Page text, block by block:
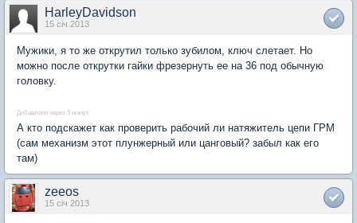
HarleyDavidson
15 січ 2013
Мужики, я то же открутил только зубилом, ключ слетает. Но
можно после открутки гайки фрезернуть ее на 36 под обычную
головку.
Добавлено через 5 минут
А кто подскажет как проверить рабочий ли натяжитель цепи ГРМ
(сам механизм этот плунжерный или цанговый? забыл как его
там)
zeeos
15 січ 2013